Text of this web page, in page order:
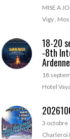
MISE A
Vigy ,
18-20
-8th
18
Hotel
3 octobre
Charleroi